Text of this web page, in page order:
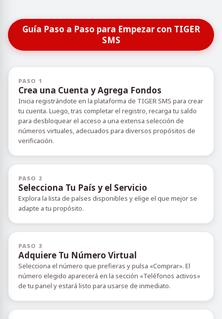
Guía Paso a Paso para Empezar con TIGER
SMS
PASO 1
Crea una Cuenta y Agrega Fondos
Inicia registrándote en la plataforma de TIGER SMS para crear
tu cuenta. Luego, tras completar el registro, recarga tu saldo
para desbloquear el acceso a una extensa selección de
números virtuales, adecuados para diversos propósitos de
verificación.
PASO 2
Selecciona Tu País y el Servicio
Explora la lista de países disponibles y elige el que mejor se
adapte a tu propósito.
PASO 3
Adquiere Tu Número Virtual
Selecciona el número que prefieras y pulsa «Comprar». El
número elegido aparecerá en la sección «Teléfonos activos»
de tu panel y estará listo para usarse de inmediato.